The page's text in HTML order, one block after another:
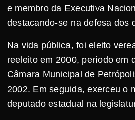
e membro da Executiva
destacando-se na defesa dos
Na vida pública, foi eleito
reeleito em 2000, período em
Câmara Municipal de
2002. Em seguida, exerceu o
deputado estadual na